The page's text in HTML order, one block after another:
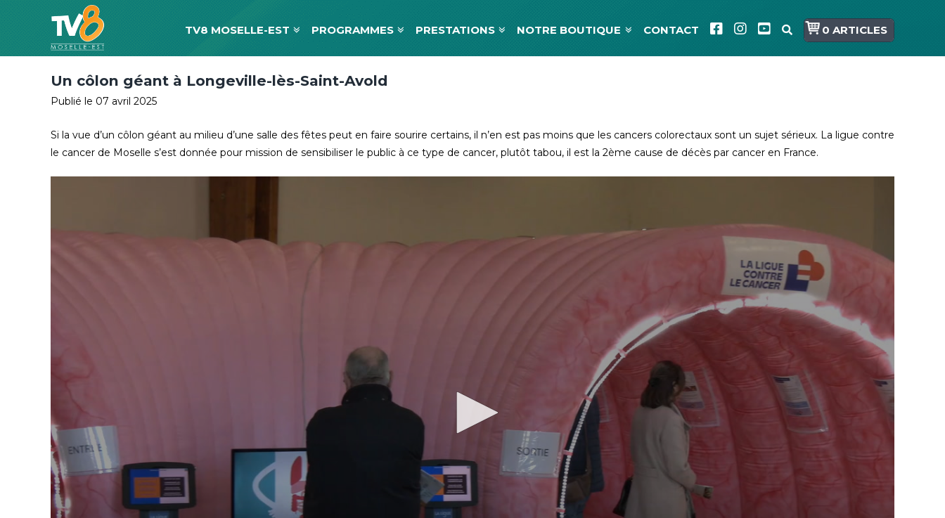
TV8 MOSELLE-EST PROGRAMMES PRESTATIONS NOTRE BOUTIQUE CONTACT 0 ARTICLES
Un côlon géant à Longeville-lès-Saint-Avold
Publié le 07 avril 2025
Si la vue d’un côlon géant au milieu d’une salle des fêtes peut en faire sourire certains, il n’en est pas moins que les cancers colorectaux sont un sujet sérieux. La ligue contre
le cancer de Moselle s’est donnée pour mission de sensibiliser le public à ce type de cancer, plutôt tabou, il est la 2ème cause de décès par cancer en France.